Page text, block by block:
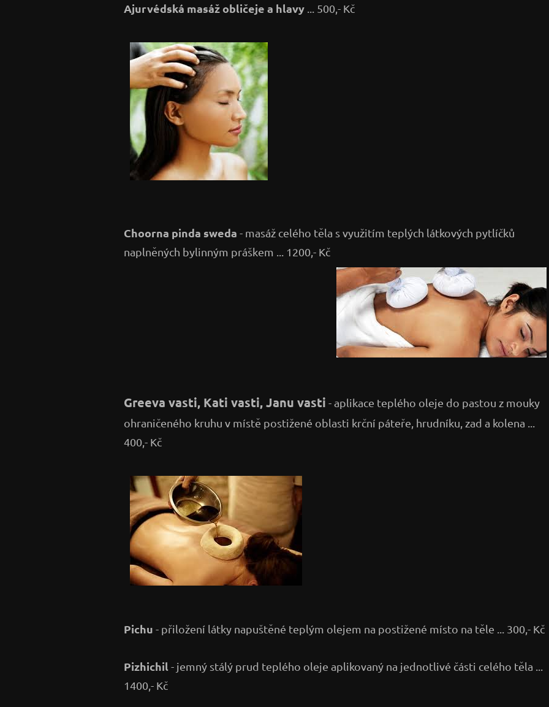
Ajurvédská masáž obličeje a hlavy ... 500,- Kč
Choorna pinda sweda - masáž celého těla s využitím teplých látkových pytlíčků
naplněných bylinným práškem ... 1200,- Kč
Greeva vasti, Kati vasti, Janu vasti - aplikace teplého oleje do pastou z mouky
ohraničeného kruhu v místě postižené oblasti krční páteře, hrudníku, zad a kolena ...
400,- Kč
Pichu - přiložení látky napuštěné teplým olejem na postižené místo na těle ... 300,- Kč
Pizhichil- jemný stálý prud teplého oleje aplikovaný na jednotlivé části celého těla ...
1400,- Kč